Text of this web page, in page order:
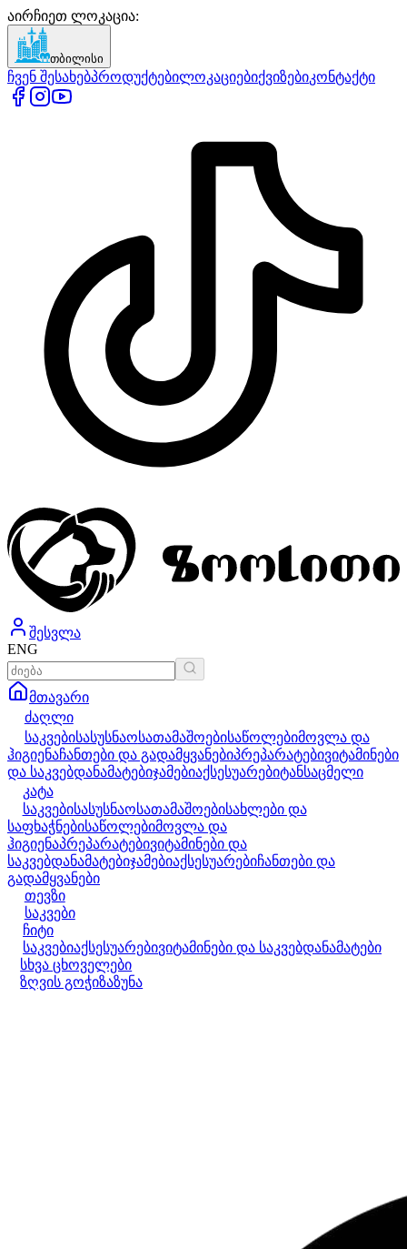
აირჩიეთ ლოკაცია:
თბილისი
ჩვენ შესახებპროდუქტებილოკაციებიქვიზებიკონტაქტი
შესვლა
ENG
მთავარი
ძაღლი
საკვებისასუსნაოსათამაშოებისაწოლებიმოვლა და
ჰიგიენაჩანთები და გადამყვანებიპრეპარატებივიტამინები
და საკვებდანამატებიჯამებიაქსესუარებიტანსაცმელი
კატა
საკვებისასუსნაოსათამაშოებისახლები და
საფხაჭნებისაწოლებიმოვლა და
ჰიგიენაპრეპარატებივიტამინები და
საკვებდანამატებიჯამებიაქსესუარებიჩანთები და
გადამყვანები
თევზი
საკვები
ჩიტი
საკვებიაქსესუარებივიტამინები და საკვებდანამატები
სხვა ცხოველები
ზღვის გოჭიზაზუნა